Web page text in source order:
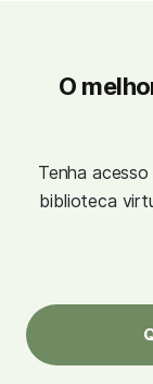
O
Tenha
biblioteca